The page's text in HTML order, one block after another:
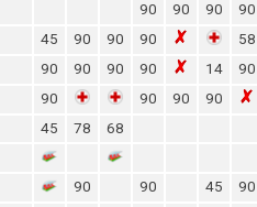
90 90 90
90
45 90 90 90
58
90 90 90 90 14
90
90 90 90
90
45 78
68
90 90 45
90